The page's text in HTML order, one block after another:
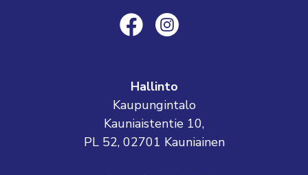
Hallinto
Kaupungintalo
Kauniaistentie 10,
PL 52, 02701 Kauniainen